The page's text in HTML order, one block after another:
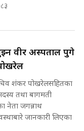
कार्यमा
Ring Road
|
७८ लाख घुस डिलको
|
दिने विचौलीया
SIDHAKURA
वीर अस्पताल पुगे
शंकर पोखरेलसहितका
तथा बागमती
नेता जगन्नाथ
जानकारी लिएका